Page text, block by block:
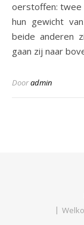
oerstoffen: twee
hun gewicht
beide anderen
gaan zij naar
Dooradmin